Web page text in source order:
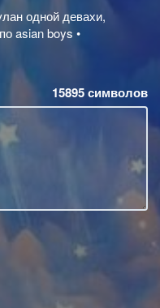
одной девахи,
asian boys •
15895символов